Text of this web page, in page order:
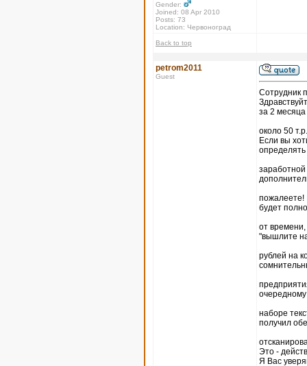
Gender:
Joined: 08 Apr 2010
Posts: 73
Location: Червоноград
Back to top
petrom2011
Guest
Coтрудник
за 2
около 50
Если вы
пожалеете!
будет
от
"вышлите
рублей на
наборе
получил
Это -
Я Вас